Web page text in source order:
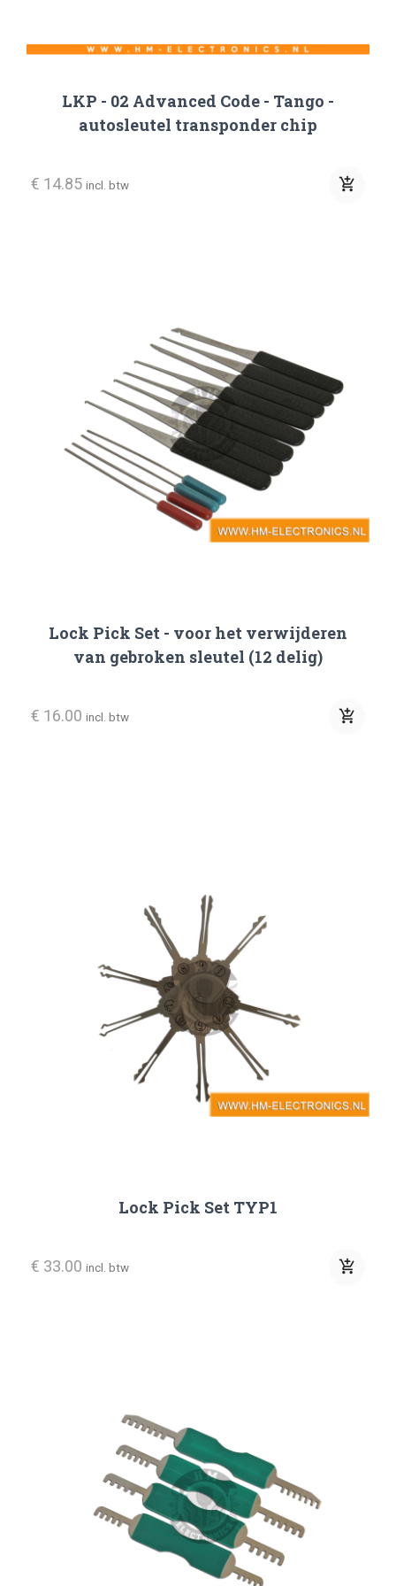
LKP - 02 Advanced Code - Tango -
autosleutel transponder chip
€ 14.85 incl. btw add_shopping_cart
Lock Pick Set - voor het verwijderen
van gebroken sleutel (12 delig)
€ 16.00 incl. btw add_shopping_cart
Lock Pick Set TYP1
€ 33.00 incl. btw add_shopping_cart